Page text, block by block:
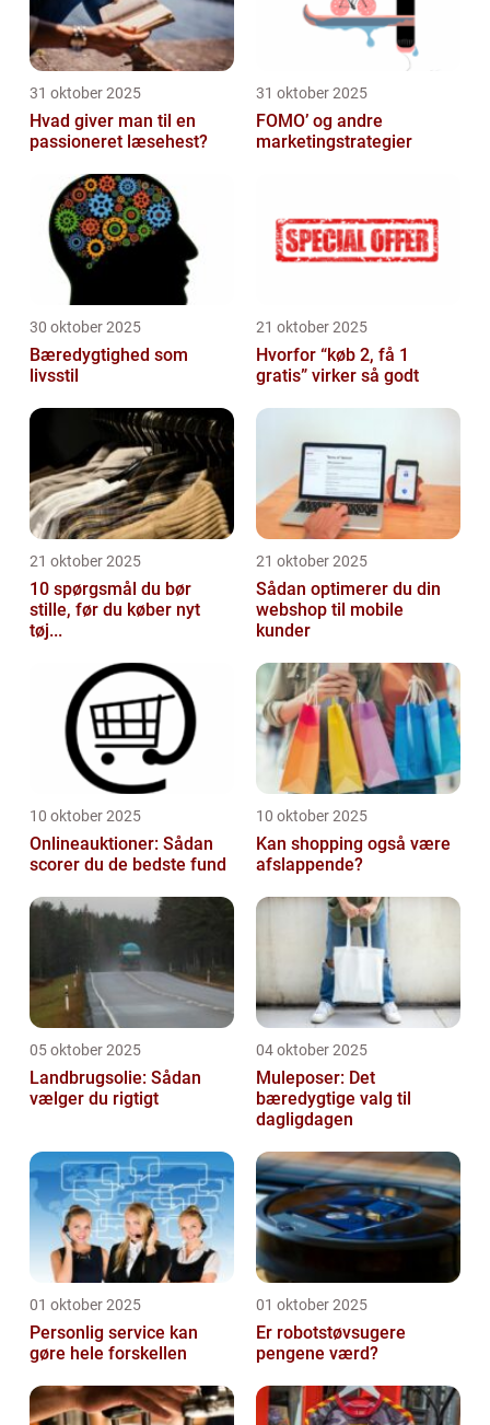
31 oktober 2025
Hvad giver man til en
passioneret læsehest?
31 oktober 2025
FOMO’ og andre
marketingstrategier
30 oktober 2025
Bæredygtighed som
livsstil
21 oktober 2025
Hvorfor “køb 2, få 1
gratis” virker så godt
21 oktober 2025
10 spørgsmål du bør
stille, før du køber nyt
tøj...
21 oktober 2025
Sådan optimerer du din
webshop til mobile
kunder
10 oktober 2025
Onlineauktioner: Sådan
scorer du de bedste fund
10 oktober 2025
Kan shopping også være
afslappende?
05 oktober 2025
Landbrugsolie: Sådan
vælger du rigtigt
04 oktober 2025
Muleposer: Det
bæredygtige valg til
dagligdagen
01 oktober 2025
Personlig service kan
gøre hele forskellen
01 oktober 2025
Er robotstøvsugere
pengene værd?